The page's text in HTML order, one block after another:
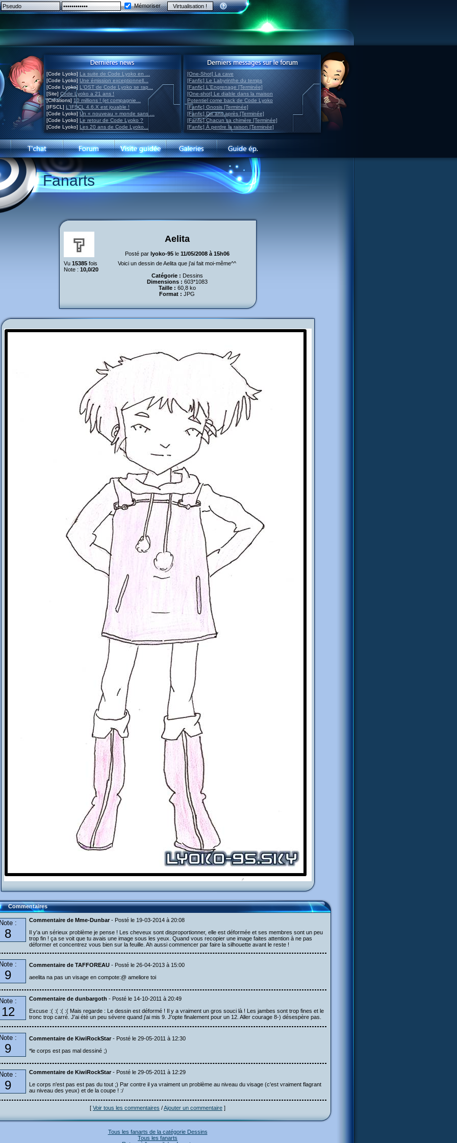
Mémoriser
[Code Lyoko] La suite de Code Lyoko en ...
[Code Lyoko] Une émission exceptionnell...
[Code Lyoko] L'OST de Code Lyoko se rap...
[Site] Code Lyoko a 21 ans !
[Créations] 10 millions ! (et compagnie...
[IFSCL] L'IFSCL 4.6.X est jouable !
[Code Lyoko] Un « nouveau » monde sans ...
[Code Lyoko] Le retour de Code Lyoko ?
[Code Lyoko] Les 20 ans de Code Lyoko...
[One-Shot] La cave
[Fanfic] Le Labyrinthe du temps
[Fanfic] L'Engrenage [Terminée]
[One-shot] Le diable dans la maison
Potentiel come back de Code Lyoko
[Fanfic] Gnosis [Terminée]
[Fanfic] Dix ans après [Terminée]
[Fanfic] Chacun sa chimère [Terminée]
[Fanfic] À perdre la raison [Terminée]
Fanarts
Aelita
Posté par lyoko-95le 11/05/2008 à 15h06
Vu 15385fois
Note : 10,0/20
Voici un dessin de Aelita que j'ai fait moi-même^^
Catégorie : Dessins
Dimensions : 603*1083
Taille : 60,8 ko
Format : JPG
Commentaires
Note :
8
Commentaire de Mme-Dunbar - Posté le 19-03-2014 à 20:08
Il y'a un sérieux problème je pense ! Les cheveux sont disproportionner, elle est déformée et ses membres sont un peu
trop fin ! ça se voit que tu avais une image sous les yeux. Quand vous recopier une image faites attention à ne pas
déformer et concentrez vous bien sur la feuille. Ah aussi commencer par faire la silhouette avant le reste !
Note :
9
Commentaire de TAFFOREAU - Posté le 26-04-2013 à 15:00
aeelita na pas un visage en compote:@ ameliore toi
Note :
12
Commentaire de dunbargoth - Posté le 14-10-2011 à 20:49
Excuse :( :( :( :( Mais regarde : Le dessin est déformé ! Il y a vraiment un gros souci là ! Les jambes sont trop fines et le
tronc trop carré. J'ai été un peu sévere quand j'ai mis 9. J'opte finalement pour un 12. Aller courage 8-) désespère pas.
Note :
9
Commentaire de KiwiRockStar - Posté le 29-05-2011 à 12:30
*le corps est pas mal dessiné ;)
Note :
9
Commentaire de KiwiRockStar - Posté le 29-05-2011 à 12:29
Le corps n'est pas est pas du tout ;) Par contre il ya vraiment un problème au niveau du visage (c'est vraiment flagrant
au niveau des yeux) et de la coupe ! :/
[ Voir tous les commentaires /Ajouter un commentaire ]
Tous les fanarts de la catégorie Dessins
Tous les fanarts